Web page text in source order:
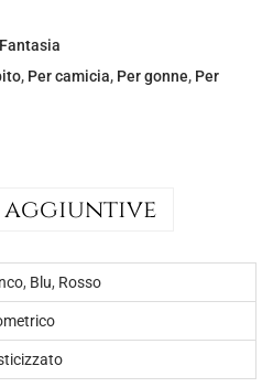
, Per camicia, Per gonne, Per
, Blu, Rosso